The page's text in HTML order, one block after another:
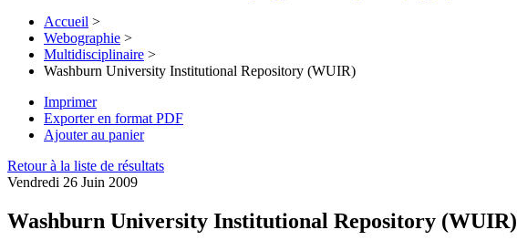
Accueil >
Webographie >
Multidisciplinaire >
Washburn University Institutional Repository (WUIR)
Imprimer
Exporter en format PDF
Ajouter au panier
Retour à la liste de résultats
Vendredi 26 Juin 2009
Washburn University Institutional Repository (WUIR)